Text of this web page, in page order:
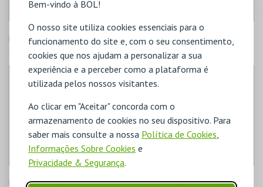
Bem-vindo à BOL!
O nosso site utiliza cookies essenciais para o
funcionamento do site e, com o seu consentimento,
cookies que nos ajudam a personalizar a sua
experiência e a perceber como a plataforma é
utilizada pelos nossos visitantes.
Ao clicar em "Aceitar" concorda com o
armazenamento de cookies no seu dispositivo. Para
saber mais consulte a nossa Política de Cookies
Informações Sobre Cookies e
Privacidade & Segurança.
1 Ano, 1 Mês e 7 Dias
Permite distinguir utilizadores e analisar a forma como interagem
com o website, contribuindo para a melhoria da experiência.
_ga_#
Terceiros
1 Ano, 1 Mês e 7 Dias
Utilizado para armazenar informação sobre a sessão e suportar a